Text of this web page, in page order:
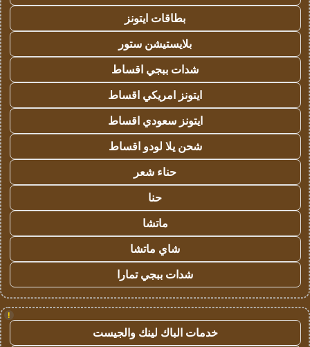
بطاقات ايتونز
بلايستيشن ستور
شدات ببجي اقساط
ايتونز امريكي اقساط
ايتونز سعودي اقساط
شحن يلا لودو اقساط
حناء شعر
حنا
ماتشا
شاي ماتشا
شدات ببجي تمارا
!
خدمات الباك لينك والجيست